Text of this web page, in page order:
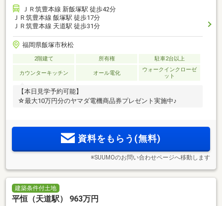
ＪＲ筑豊本線 新飯塚駅 徒歩42分
ＪＲ筑豊本線 飯塚駅 徒歩17分
ＪＲ筑豊本線 天道駅 徒歩31分
福岡県飯塚市秋松
2階建て 所有権 駐車2台以上
カウンターキッチン オール電化
ウォークインクローゼ
ット
【本日見学予約可能】
☆最大10万円分のヤマダ電機商品券プレゼント実施中♪
資料をもらう(無料)
※SUUMOのお問い合わせページへ移動します
建築条件付土地
平恒（天道駅） 963万円